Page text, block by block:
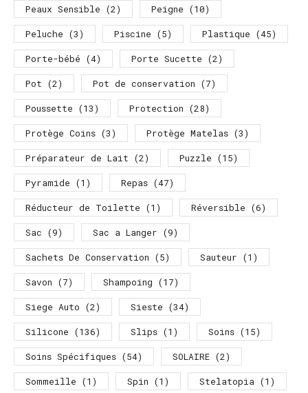
Peaux Sensible (2) Peigne (10)
Peluche (3) Piscine (5) Plastique (45)
Porte-bébé (4) Porte Sucette (2)
Pot (2) Pot de conservation (7)
Poussette (13) Protection (28)
Protège Coins (3) Protège Matelas (3)
Préparateur de Lait (2) Puzzle (15)
Pyramide (1) Repas (47)
Réducteur de Toilette (1) Réversible (6)
Sac (9) Sac a Langer (9)
Sachets De Conservation (5) Sauteur (1)
Savon (7) Shampoing (17)
Siege Auto (2) Sieste (34)
Silicone (136) Slips (1) Soins (15)
Soins Spécifiques (54) SOLAIRE (2)
Sommeille (1) Spin (1) Stelatopia (1)